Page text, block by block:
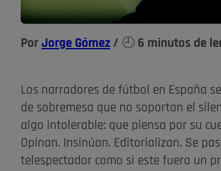
Por Jorge Gómez / 🕘 6 minutos de
Los narradores de fútbol en España
de sobremesa que no soportan el
algo intolerable: que piensa por su
Opinan. Insinúan. Editorializan. Se
telespectador como si este fuera un